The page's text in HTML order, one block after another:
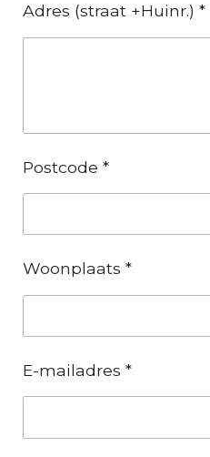
Adres (straat +Huinr.) *
Postcode *
Woonplaats *
E-mailadres *